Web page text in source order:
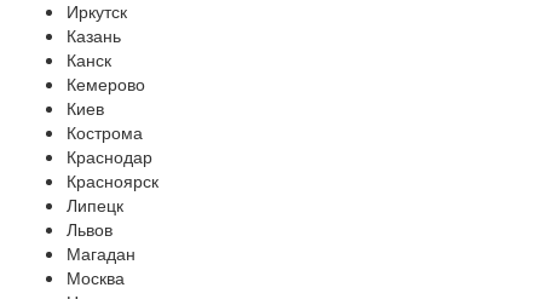
Иркутск
Казань
Канск
Кемерово
Киев
Кострома
Краснодар
Красноярск
Липецк
Львов
Магадан
Москва